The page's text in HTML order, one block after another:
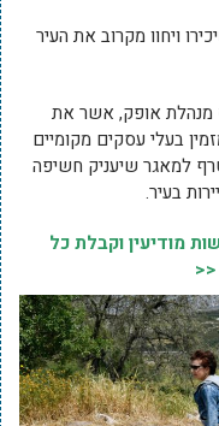
ויחוו מקרוב את העיר
מנהלת אופק, אשר את
בעלי עסקים מקומיים
למאגר שיעניק חשיפה
בעיר.
מודיעין וקבלת כל